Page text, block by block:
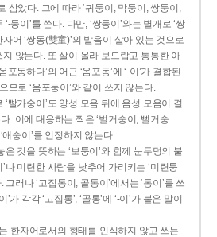
삼았다. 그에 따라 ‘귀둥이, 막둥이, 쌍둥이,
둥이’를 쓴다. 다만, ‘쌍둥이’와는 별개로 ‘쌍
어 ‘쌍동(雙童)’의 발음이 살아 있는 것으로
지 않는다. 또 살이 올라 보드랍고 통통한 아
포동하다’의 어근 ‘옴포동’에 ‘-이’가 결합된
므로 ‘옴포둥이’와 같이 쓰지 않는다.
빨가숭이’도 양성 모음 뒤에 음성 모음이 결
. 이에 대응하는 짝은 ‘벌거숭이, 뻘거숭
애숭이’를 인정하지 않는다.
것을 뜻하는 ‘보퉁이’와 함께 눈두덩의 불
나 미련한 사람을 낮추어 가리키는 ‘미련퉁
그러나 ‘고집통이, 골통이’에서는 ‘통이’를 쓰
가 각각 ‘고집통’, ‘골통’에 ‘-이’가 붙은 말이
한자어로서의 형태를 인식하지 않고 쓰는